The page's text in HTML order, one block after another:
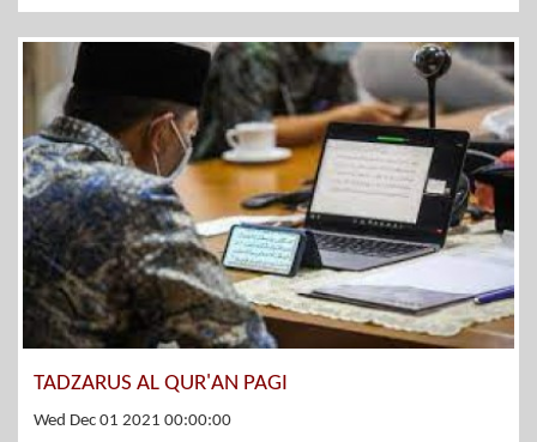
TADZARUS AL QUR'AN PAGI
Wed Dec 01 2021 00:00:00